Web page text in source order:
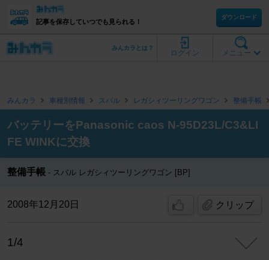
記事を保存していつでも見られる！
ダウンロード
メニュー
ログイン
みんカラとは？
みんカラ 車種別情報 スバル レガシィツーリングワゴン 整備手帳
バッテリーをPanasonic caos N-95D23L/C3&LI
FE WINKに交換
整備手帳 スバル レガシィツーリングワゴン [BP]
2008年12月20日 クリップ
1/4